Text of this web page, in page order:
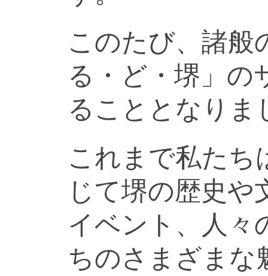
このたび、諸般
る・ど・堺」の
ることとなりま
これまで私たち
じて堺の歴史や
イベント、人々
ちのさまざまな